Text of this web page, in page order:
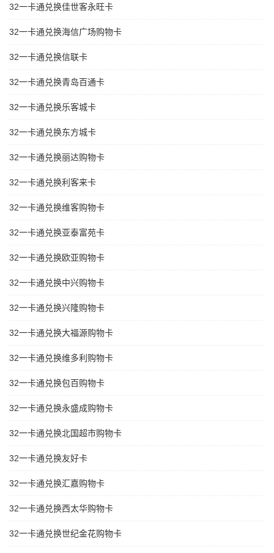
32一卡通兑换佳世客永旺卡
32一卡通兑换海信广场购物卡
32一卡通兑换信联卡
32一卡通兑换青岛百通卡
32一卡通兑换乐客城卡
32一卡通兑换东方城卡
32一卡通兑换丽达购物卡
32一卡通兑换利客来卡
32一卡通兑换维客购物卡
32一卡通兑换亚泰富苑卡
32一卡通兑换欧亚购物卡
32一卡通兑换中兴购物卡
32一卡通兑换兴隆购物卡
32一卡通兑换大福源购物卡
32一卡通兑换维多利购物卡
32一卡通兑换包百购物卡
32一卡通兑换永盛成购物卡
32一卡通兑换北国超市购物卡
32一卡通兑换友好卡
32一卡通兑换汇嘉购物卡
32一卡通兑换西太华购物卡
32一卡通兑换世纪金花购物卡